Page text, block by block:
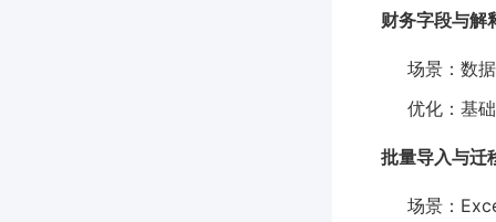
财务字段与解
场景：数
优化：基
批量导入与迁
场景：